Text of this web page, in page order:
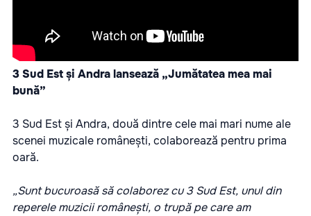
3 Sud Est și Andra lansează „Jumătatea mea mai
bună”
3 Sud Est și Andra, două dintre cele mai mari nume ale
scenei muzicale românești, colaborează pentru prima
oară.
„Sunt bucuroasă să colaborez cu 3 Sud Est, unul din
reperele muzicii românești, o trupă pe care am